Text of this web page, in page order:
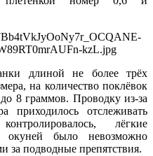
длиной не более трёх
на количество поклёвок
8 граммов. Проводку из-за
приходилось отслеживать
лёгкие
было невозможно
за подводные препятствия.